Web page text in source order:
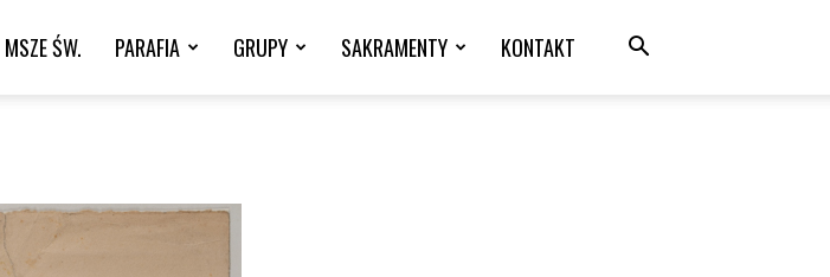
MSZE ŚW. PARAFIA GRUPY SAKRAMENTY KONTAKT